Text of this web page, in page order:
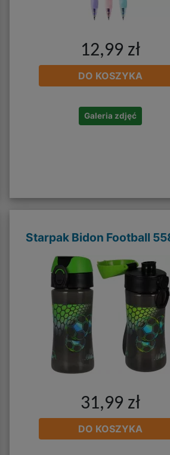
12,99 zł
DO KOSZYKA
Galeria zdjęć
Starpak Bidon Football
31,99 zł
DO KOSZYKA